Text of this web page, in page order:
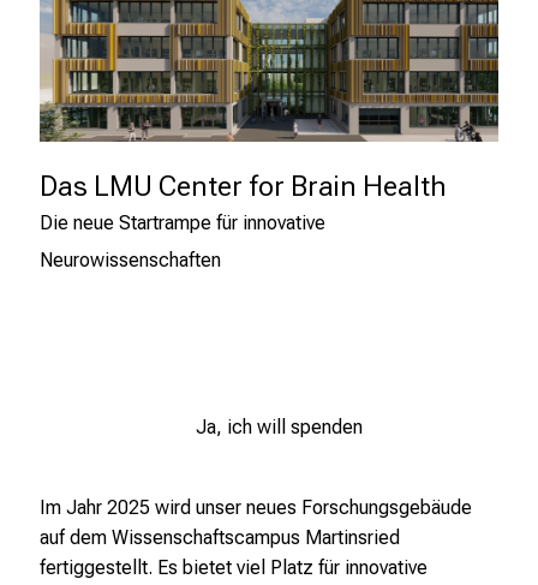
Die neue Startrampe für innovative
Neurowissenschaften
Ja, ich will spenden
Im Jahr 2025 wird unser neues Forschungsgebäude
auf dem Wissenschaftscampus Martinsried
fertiggestellt. Es bietet viel Platz für innovative